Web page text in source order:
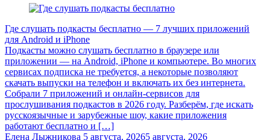
Где слушать подкасты бесплатно — 7 лучших приложений
для Android и iPhone
Подкасты можно слушать бесплатно в браузере или
приложении — на Android, iPhone и компьютере. Во многих
сервисах подписка не требуется, а некоторые позволяют
скачать выпуски на телефон и включать их без интернета.
Собрали 7 приложений и онлайн-сервисов для
прослушивания подкастов в 2026 году. Разберём, где искать
русскоязычные и зарубежные шоу, какие приложения
работают бесплатно и […]
Елена Лыжникова 5 августа, 20265 августа, 2026